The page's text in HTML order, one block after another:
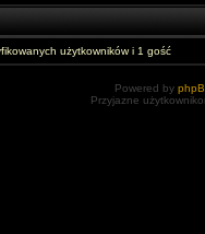
użytkowników i 1 gość
Powered by
Przyjazne